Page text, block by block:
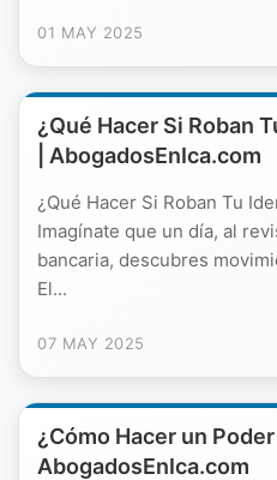
01 MAY 2025
¿Qué Hacer Si Roban
| AbogadosEnIca.com
¿Qué Hacer Si Roban Tu
Imagínate que un día, al
bancaria, descubres
El...
07 MAY 2025
¿Cómo Hacer un
AbogadosEnIca.com